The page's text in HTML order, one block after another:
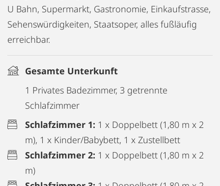
U Bahn, Supermarkt, Gastronomie, Einkaufstrasse,
Sehenswürdigkeiten, Staatsoper, alles fußläufig
erreichbar.
Gesamte Unterkunft
1 Privates Badezimmer, 3 getrennte
Schlafzimmer
Schlafzimmer 1: 1 x Doppelbett (1,80 m x 2
m), 1 x Kinder/Babybett, 1 x Zustellbett
Schlafzimmer 2: 1 x Doppelbett (1,80 m x 2
m)